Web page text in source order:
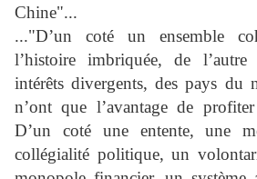
Chine"...
..."D’un coté un ensemble
l’histoire imbriquée, de
intérêts divergents, des pays du
n’ont que l’avantage de
D’un coté une entente, une
collégialité politique, un